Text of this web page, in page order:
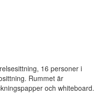
16 personer i
Rummet är
och whiteboard.